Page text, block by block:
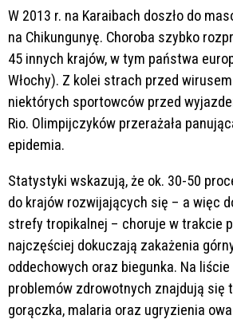
W 2013 r. na Karaibach doszło do
na Chikungunyę. Choroba szybko
45 innych krajów, w tym państwa
Włochy). Z kolei strach przed
niektórych sportowców przed
Rio. Olimpijczyków przerażała
epidemia.
Statystyki wskazują, że ok. 30-50
do krajów rozwijających się – a więc
strefy tropikalnej – choruje w trakcie
najczęściej dokuczają zakażenia
oddechowych oraz biegunka. Na
problemów zdrowotnych znajdują się
gorączka, malaria oraz ugryzienia